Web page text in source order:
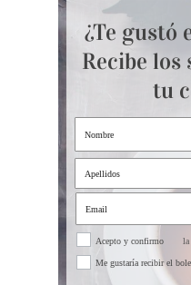
la
¿Te gustó
Recibe los
tu
Acepto y confirmo
Me gustaría recibir el